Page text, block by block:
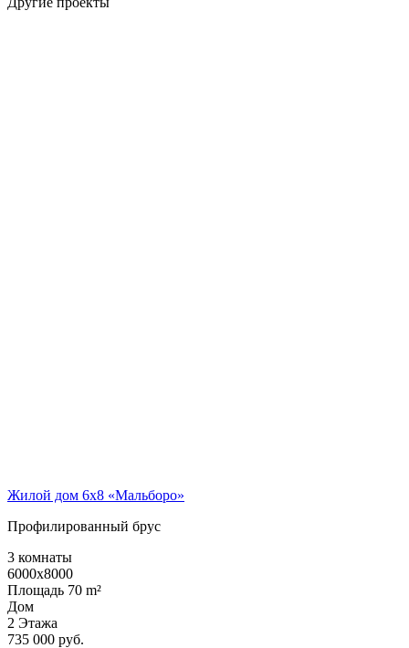
Жилой дом 6х8 «Мальборо»
Профилированный брус
3 комнаты
6000x8000
Площадь 70 m²
Дом
2 Этажа
735 000 руб.